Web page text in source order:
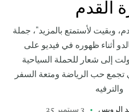
القدم
وبقيت لأستمتع بالمزيد"، جملة
أثناء ظهوره في فيديو على
إلى شعار للحملة السياحية
تجمع حب الرياضة ومتعة السفر
والترفيه
الرويس 3 سبتمبر 25